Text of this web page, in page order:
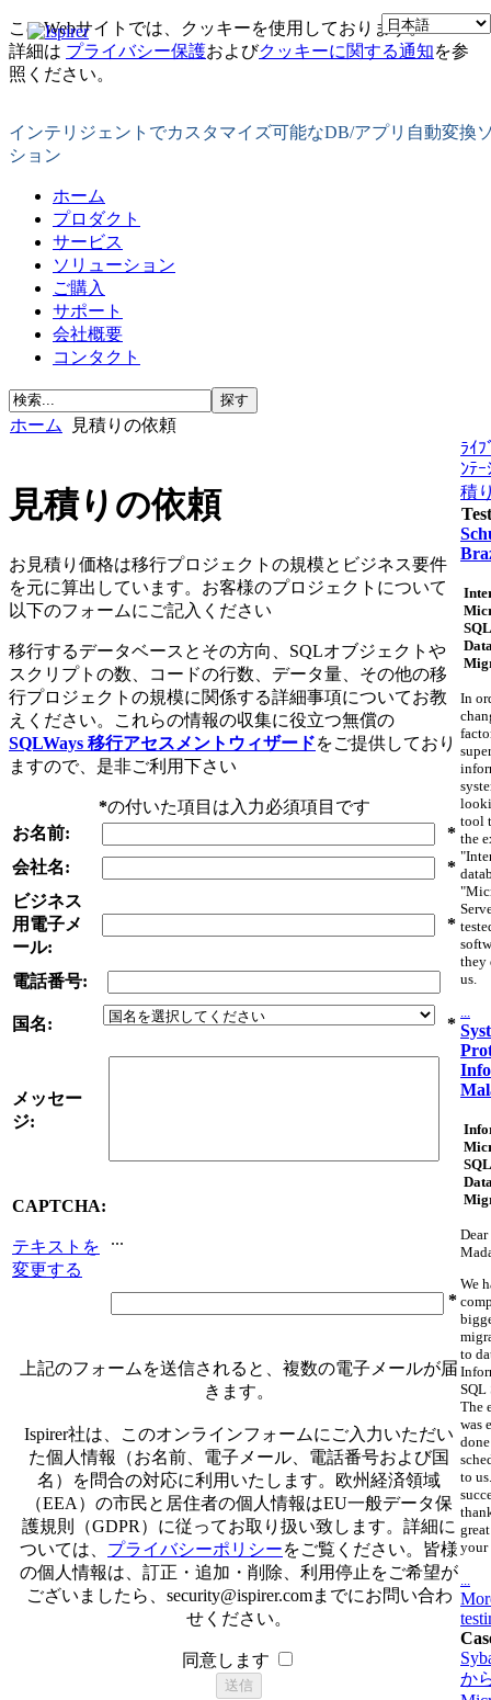
このWebサイトでは、クッキーを使用しております。
詳細は プライバシー保護およびクッキーに関する通知を参
照ください。
インテリジェントでカスタマイズ可能なDB/アプリ自動変換
ション
ホーム
プロダクト
サービス
ソリューション
ご購入
サポート
会社概要
コンタクト
ホーム 見積りの依頼
見積りの依頼
お見積り価格は移行プロジェクトの規模とビジネス要件
を元に算出しています。お客様のプロジェクトについて
以下のフォームにご記入ください
移行するデータベースとその方向、SQLオブジェクトや
スクリプトの数、コードの行数、データ量、その他の移
行プロジェクトの規模に関係する詳細事項についてお教
えください。これらの情報の収集に役立つ無償の
SQLWays 移行アセスメントウィザードをご提供しており
ますので、是非ご利用下さい
*の付いた項目は入力必須項目です
お名前:
*
会社名:
*
ビジネス
用電子メ
ール:
*
電話番号:
国名: *
メッセー
ジ:
CAPTCHA:
テキストを
変更する
...
*
上記のフォームを送信されると、複数の電子メールが届
きます。
Ispirer社は、このオンラインフォームにご入力いただい
た個人情報（お名前、電子メール、電話番号および国
名）を問合の対応に利用いたします。欧州経済領域
（EEA）の市民と居住者の個人情報はEU一般データ保
護規則（GDPR）に従ってお取り扱い致します。詳細に
ついては、 プライバシーポリシーをご覧ください。皆様
の個人情報は、訂正・追加・削除、利用停止をご希望が
ございましたら、 security@ispirer.comまでにお問い合わ
せください。
同意します
ﾗｲﾌ
ﾝﾃｰ
積
In
tool
the
they
us.
We
to
SQL
The
was
to
your
か